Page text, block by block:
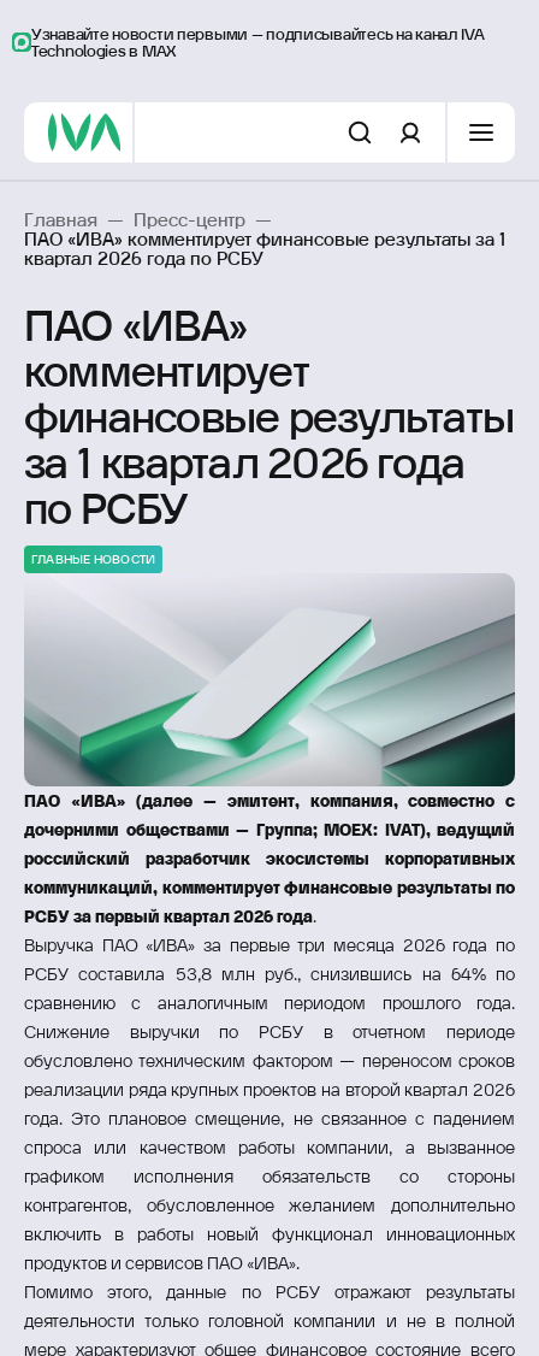
Узнавайте новости первыми – подписывайтесь на канал IVA
Technologies в MAX
Главная — Пресс-центр
—
ПАО «ИВА» комментирует финансовые результаты за 1
квартал 2026 года по РСБУ
ПАО «ИВА»
комментирует
финансовые результаты
за 1 квартал 2026 года
по РСБУ
ГЛАВНЫЕ НОВОСТИ
ПАО «ИВА» (далее – эмитент, компания, совместно с
дочерними обществами – Группа; МОЕХ: IVAT), ведущий
российский разработчик экосистемы корпоративных
коммуникаций, комментирует финансовые результаты по
РСБУ за первый квартал 2026 года
Выручка ПАО «ИВА» за первые три месяца 2026 года по
РСБУ составила 53,8 млн руб., снизившись на 64% по
сравнению с аналогичным периодом прошлого года.
Снижение выручки по РСБУ в отчетном периоде
обусловлено техническим фактором — переносом сроков
реализации ряда крупных проектов на второй квартал 2026
года. Это плановое смещение, не связанное с падением
спроса или качеством работы компании, а вызванное
графиком исполнения обязательств со стороны
контрагентов, обусловленное желанием дополнительно
включить в работы новый функционал инновационных
продуктов и сервисов ПАО «ИВА».
Помимо этого, данные по РСБУ отражают результаты
деятельности только головной компании и не в полной
мере характеризуют общее финансовое состояние всего